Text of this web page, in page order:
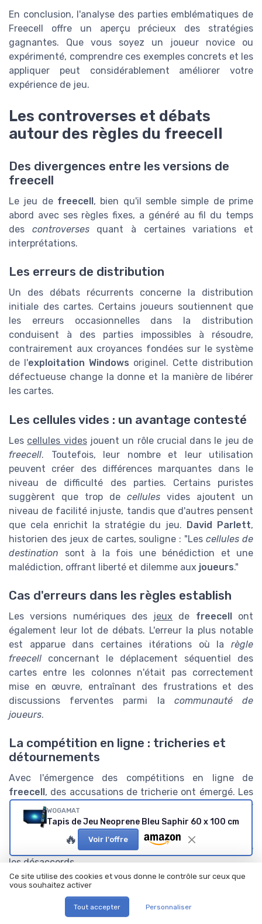
En conclusion, l'analyse des parties emblématiques de
Freecell offre un aperçu précieux des stratégies
gagnantes. Que vous soyez un joueur novice ou
expérimenté, comprendre ces exemples concrets et les
appliquer peut considérablement améliorer votre
expérience de jeu.
Les controverses et débats
autour des règles du freecell
Des divergences entre les versions de
freecell
Le jeu de freecell, bien qu'il semble simple de prime
abord avec ses règles fixes, a généré au fil du temps
des controversesquant à certaines variations et
interprétations.
Les erreurs de distribution
Un des débats récurrents concerne la distribution
initiale des cartes. Certains joueurs soutiennent que
les erreurs occasionnelles dans la distribution
conduisent à des parties impossibles à résoudre,
contrairement aux croyances fondées sur le système
de l'exploitation Windows originel. Cette distribution
défectueuse change la donne et la manière de libérer
les cartes.
Les cellules vides : un avantage contesté
Les cellules videsjouent un rôle crucial dans le jeu de
freecell. Toutefois, leur nombre et leur utilisation
peuvent créer des différences marquantes dans le
niveau de difficulté des parties. Certains puristes
suggèrent que trop de cellules vides ajoutent un
niveau de facilité injuste, tandis que d'autres pensent
que cela enrichit la stratégie du jeu. David Parlett,
historien des jeux de cartes, souligne : "Lescellules de
destination sont à la fois une bénédiction et une
malédiction, offrant liberté et dilemme aux joueurs."
Cas d'erreurs dans les règles establish
Les versions numériques des jeux de freecellont
également leur lot de débats. L'erreur la plus notable
est apparue dans certaines itérations où la règle
freecell concernant le déplacement séquentiel des
cartes entre les colonnes n'était pas correctement
mise en œuvre, entraînant des frustrations et des
discussions ferventes parmi la communauté de
joueurs.
La compétition en ligne : tricheries et
détournements
Avec l'émergence des compétitions en ligne de
freecell , des accusations de tricherie ont émergé. Les
logiciels d'assistance et les
peuvent aider
certainsjoueursà opérer des mouvements optimaux
de manière frauduleuse. Cette pratique a terni
jeux cartes freecellen ligne et alimenté
les désaccords.
Conclusion : respect des traditions ou
adaptation moderne ?
WOGAMAT
Tapis de Jeu Neoprene Bleu Saphir 60 x 100 cm
🔥 Voir l'offre
Ce site utilise des cookies et vous donne le contrôle sur ceux que
vous souhaitez activer
Tout accepter Personnaliser